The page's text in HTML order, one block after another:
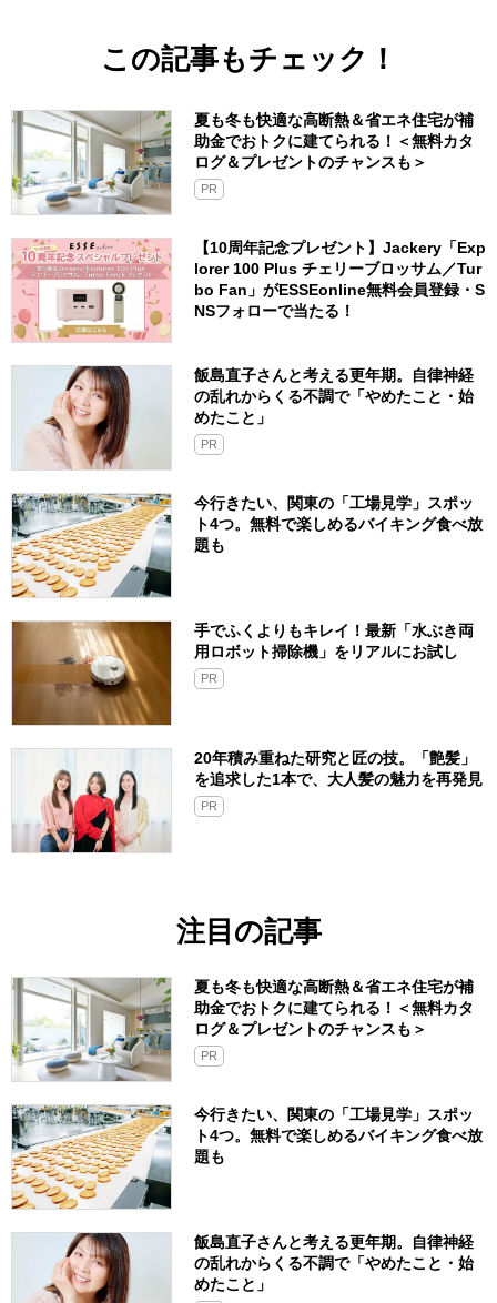
この記事もチェック！
夏も冬も快適な高断熱＆省エネ住宅が補
助金でおトクに建てられる！＜無料カタ
ログ＆プレゼントのチャンスも＞
PR
【10周年記念プレゼント】Jackery「Exp
lorer 100 Plus チェリーブロッサム／Tur
bo Fan」がESSEonline無料会員登録・S
NSフォローで当たる！
飯島直子さんと考える更年期。自律神経
の乱れからくる不調で「やめたこと・始
めたこと」
PR
今行きたい、関東の「工場見学」スポッ
ト4つ。無料で楽しめるバイキング食べ放
題も
手でふくよりもキレイ！最新「水ぶき両
用ロボット掃除機」をリアルにお試し
PR
20年積み重ねた研究と匠の技。「艶髪」
を追求した1本で、大人髪の魅力を再発見
PR
注目の記事
夏も冬も快適な高断熱＆省エネ住宅が補
助金でおトクに建てられる！＜無料カタ
ログ＆プレゼントのチャンスも＞
PR
今行きたい、関東の「工場見学」スポッ
ト4つ。無料で楽しめるバイキング食べ放
題も
飯島直子さんと考える更年期。自律神経
の乱れからくる不調で「やめたこと・始
めたこと」